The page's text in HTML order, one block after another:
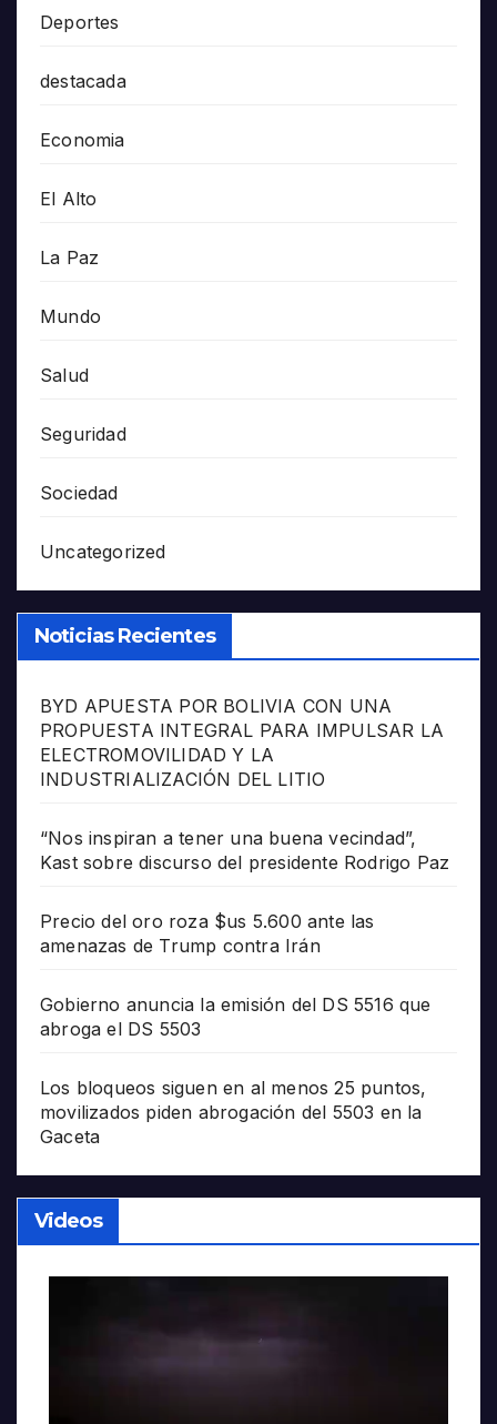
Deportes
destacada
Economia
El Alto
La Paz
Mundo
Salud
Seguridad
Sociedad
Uncategorized
Noticias Recientes
BYD APUESTA POR BOLIVIA CON UNA
PROPUESTA INTEGRAL PARA IMPULSAR LA
ELECTROMOVILIDAD Y LA
INDUSTRIALIZACIÓN DEL LITIO
“Nos inspiran a tener una buena vecindad”,
Kast sobre discurso del presidente Rodrigo Paz
Precio del oro roza $us 5.600 ante las
amenazas de Trump contra Irán
Gobierno anuncia la emisión del DS 5516 que
abroga el DS 5503
Los bloqueos siguen en al menos 25 puntos,
movilizados piden abrogación del 5503 en la
Gaceta
Videos